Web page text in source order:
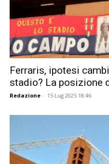
Ferraris, ipotesi
stadio? La posizione
Redazione - 15 Lug 2025 18:46